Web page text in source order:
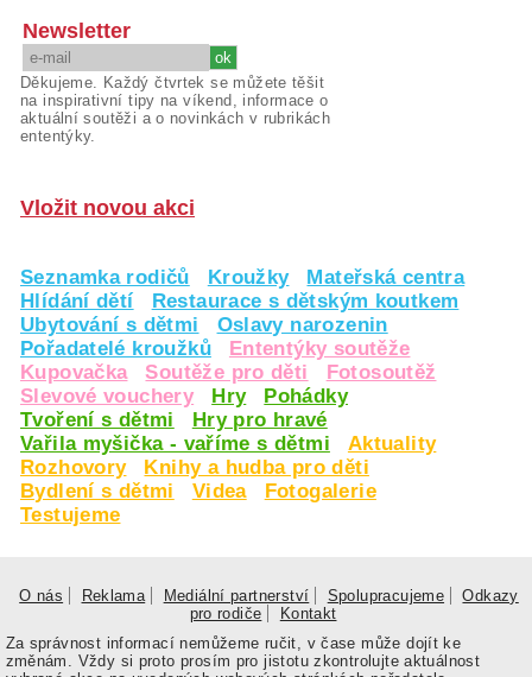
Newsletter
Děkujeme. Každý čtvrtek se můžete těšit
na inspirativní tipy na víkend, informace o
aktuální soutěži a o novinkách v rubrikách
ententýky.
Vložit novou akci
Seznamka rodičů Kroužky
Mateřská centra
Hlídání dětí
Restaurace s dětským koutkem
Ubytování s dětmi
Oslavy narozenin
Pořadatelé kroužků
Ententýky soutěže
Kupovačka
Soutěže pro děti
Fotosoutěž
Slevové vouchery
Hry
Pohádky
Tvoření s dětmi
Hry pro hravé
Vařila myšička - vaříme s dětmi
Aktuality
Rozhovory
Knihy a hudba pro děti
Bydlení s dětmi
Videa
Fotogalerie
Testujeme
O nás Reklama Mediální partnerství Spolupracujeme
Odkazy
pro rodiče
Kontakt
Za správnost informací nemůžeme ručit, v čase může dojít ke
změnám. Vždy si proto prosím pro jistotu zkontrolujte aktuálnost